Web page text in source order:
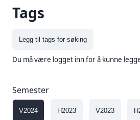
Tags
Legg til tags for søking
Du må være logget inn for å kunne
Semester
V2024 H2023 V2023